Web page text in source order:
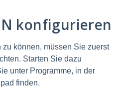
konfigurieren
können, müssen Sie zuerst
Starten Sie dazu
unter Programme, in der
finden.